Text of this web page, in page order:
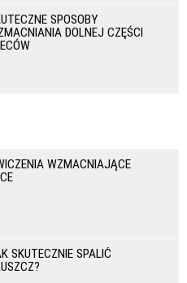
SPOSOBY
DOLNEJ CZĘŚCI
WZMACNIAJĄCE
SKUTECZNIE SPALIĆ